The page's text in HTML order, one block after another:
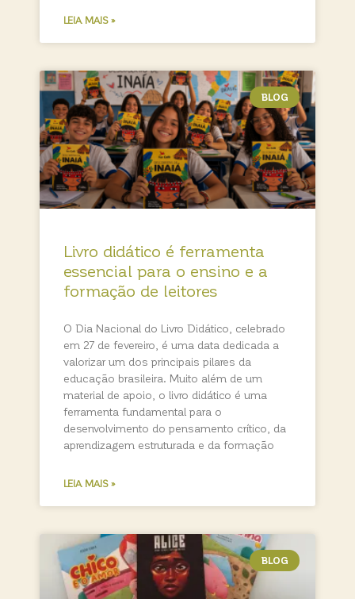
LEIA MAIS »
BLOG
Livro didático é ferramenta
essencial para o ensino e a
formação de leitores
O Dia Nacional do Livro Didático, celebrado
em 27 de fevereiro, é uma data dedicada a
valorizar um dos principais pilares da
educação brasileira. Muito além de um
material de apoio, o livro didático é uma
ferramenta fundamental para o
desenvolvimento do pensamento crítico, da
aprendizagem estruturada e da formação
LEIA MAIS »
BLOG